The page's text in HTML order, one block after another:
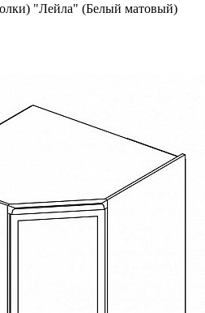
"Лейла" (Белый матовый)